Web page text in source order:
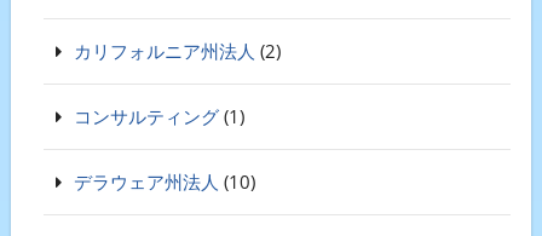
カリフォルニア州法人 (2)
コンサルティング (1)
デラウェア州法人 (10)